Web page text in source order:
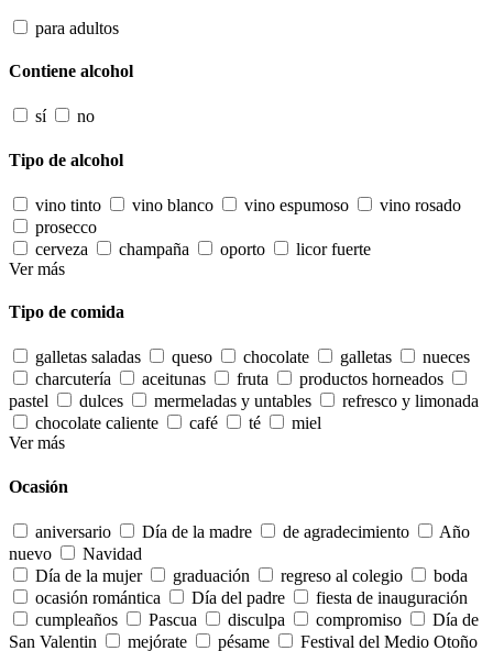
para adultos
Contiene alcohol
sí no
Tipo de alcohol
vino tinto vino blanco vino espumoso
vino rosado
prosecco
cerveza
champaña oporto
licor fuerte
Ver más
Tipo de comida
galletas saladas queso chocolate galletas
nueces
charcutería
aceitunas fruta
productos horneados
pastel
dulces mermeladas y untables
refresco y limonada
chocolate caliente
café té
miel
Ver más
Ocasión
aniversario Día de la madre de agradecimiento
Año
nuevo
Navidad
Día de la mujer
graduación regreso al colegio
boda
ocasión romántica
Día del padre
fiesta de inauguración
cumpleaños
Pascua disculpa compromiso
Día de
San Valentin
mejórate pésame
Festival del Medio Otoño